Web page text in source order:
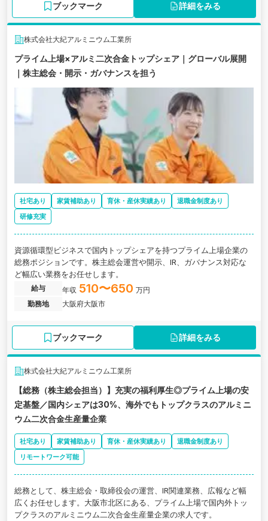
ブックマーク 詳細をみる
株式会社大紀アルミニウム工業所
プライム上場×アルミ二次合金トップシェア｜グローバル展開
｜株主総会・開示・ガバナンスを担う
社宅あり 家賃補助あり 育休・産休実績あり
退職金制度あり
研修充実
資源循環型ビジネスで国内トップシェアを持つプライム上場企業の
総務ポジションです。株主総会運営や開示、IR、ガバナンス対応な
ど幅広い業務をお任せします。
給与 年収 510〜650 万円
勤務地
大阪府大阪市
ブックマーク 詳細をみる
株式会社大紀アルミニウム工業所
【総務（株主総会担当）】充実の福利厚生◎プライム上場の安
定基盤／国内シェアは30%、海外でもトップクラスのアルミニ
ウム二次合金生産量企業
社宅あり 家賃補助あり 育休・産休実績あり
退職金制度あり
リモートワーク可能
総務として、株主総会・取締役会の運営、IR関連業務、広報など幅
広くお任せします。大阪市北区にある、プライム上場で国内外トッ
プクラスのアルミニウム二次合金生産量企業の求人です。